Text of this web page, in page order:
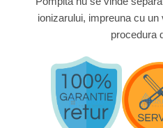
ionizarului, impreuna cu
procedura